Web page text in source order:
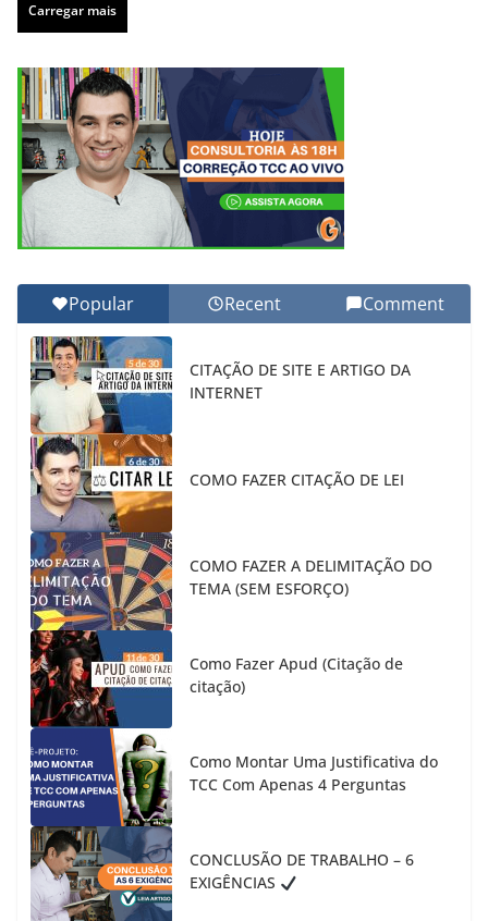
Carregar mais
Popular Recent Comment
CITAÇÃO DE SITE E ARTIGO DA
INTERNET
COMO FAZER CITAÇÃO DE LEI
COMO FAZER A DELIMITAÇÃO DO
TEMA (SEM ESFORÇO)
Como Fazer Apud (Citação de
citação)
Como Montar Uma Justificativa do
TCC Com Apenas 4 Perguntas
CONCLUSÃO DE TRABALHO – 6
EXIGÊNCIAS